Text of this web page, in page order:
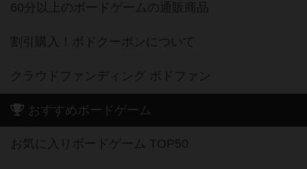
60分以上のボードゲームの通販商品
割引購入！ボドクーポンについて
クラウドファンディング ボドファン
おすすめボードゲーム
お気に入りボードゲーム TOP50